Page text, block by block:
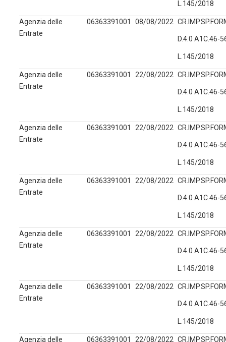
L.145/2018
Agenzia delle
Entrate
06363391001 08/08/2022
D.4.0 A1C.46-
L.145/2018
Agenzia delle
Entrate
06363391001 22/08/2022
D.4.0 A1C.46-
L.145/2018
Agenzia delle
Entrate
06363391001 22/08/2022
D.4.0 A1C.46-
L.145/2018
Agenzia delle
Entrate
06363391001 22/08/2022
D.4.0 A1C.46-
L.145/2018
Agenzia delle
Entrate
06363391001 22/08/2022
D.4.0 A1C.46-
L.145/2018
Agenzia delle
Entrate
06363391001 22/08/2022
D.4.0 A1C.46-
L.145/2018
Agenzia delle
06363391001 22/08/2022